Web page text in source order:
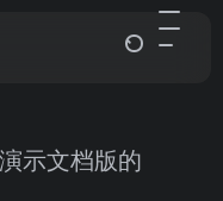
示文档版的